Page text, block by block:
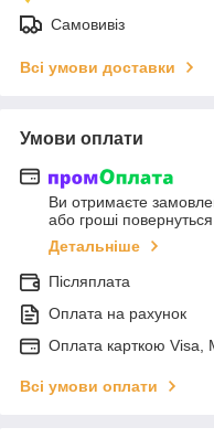
Самовивіз
Всі умови доставки
Умови оплати
Ви отримаєте
або гроші
Детальніше
Післяплата
Оплата на рахунок
Оплата карткою Visa,
Всі умови оплати